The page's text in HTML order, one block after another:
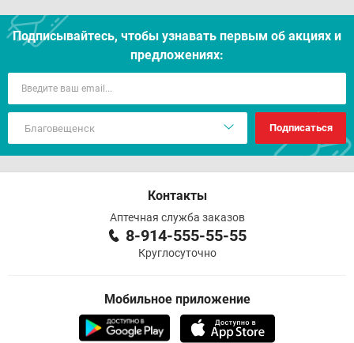
Подписывайтесь, чтобы узнавать первым об акцияx и
предложениях:
Подписаться
Контакты
Аптечная служба заказов
8-914-555-55-55
Круглосуточно
Мобильное приложение